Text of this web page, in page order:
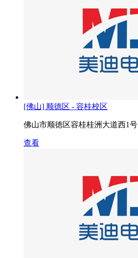
[佛山] 顺德区 - 容桂校区
佛山市顺徳区容桂桂洲大道西1号
查看